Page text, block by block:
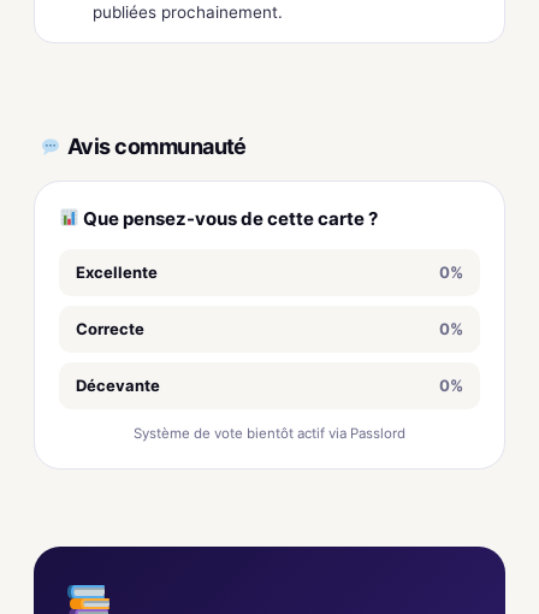
publiées prochainement.
Avis communauté
Que pensez-vous de cette carte ?
Excellente 0%
Correcte 0%
Décevante 0%
Système de vote bientôt actif via Passlord